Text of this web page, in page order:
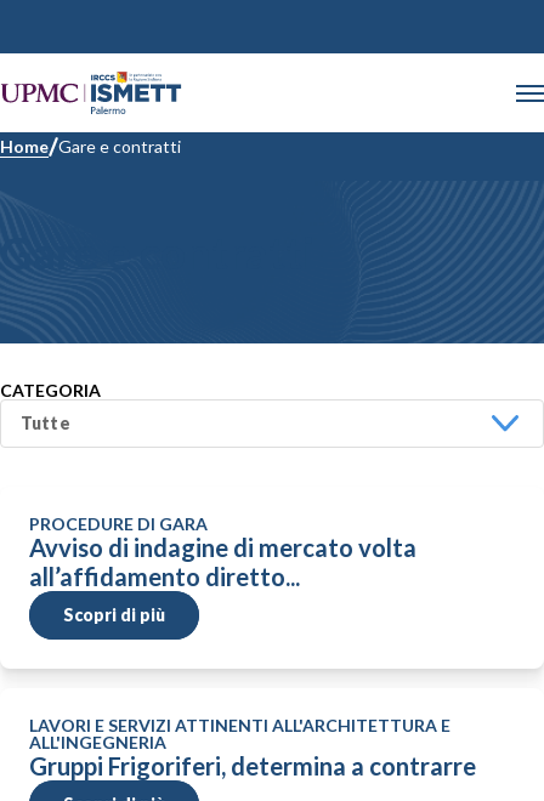
Home Gare e contratti
CATEGORIA
PROCEDURE DI GARA
Avviso di indagine di mercato volta
all’affidamento diretto...
Scopri di più
LAVORI E SERVIZI ATTINENTI ALL'ARCHITETTURA E
ALL'INGEGNERIA
Gruppi Frigoriferi, determina a contrarre